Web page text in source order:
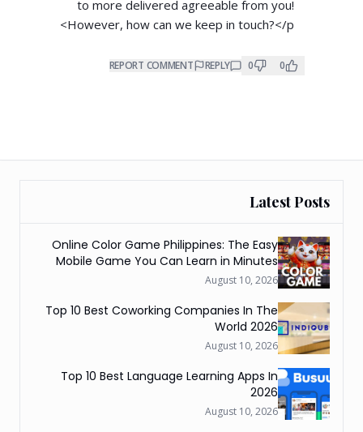
to more delivered agreeable from you!
However, how can we keep in touch?</p>
0
0
REPLY
REPORT COMMENT
Latest Posts
Online Color Game Philippines: The Easy
Mobile Game You Can Learn in Minutes
August 10, 2026
Top 10 Best Coworking Companies In The
World 2026
August 10, 2026
Top 10 Best Language Learning Apps In
2026
August 10, 2026